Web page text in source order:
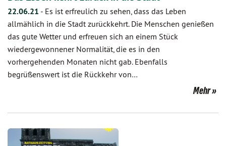
22.06.21 - Es ist erfreulich zu sehen, dass das Leben
allmählich in die Stadt zurückkehrt. Die Menschen genießen
das gute Wetter und erfreuen sich an einem Stück
wiedergewonnener Normalität, die es in den
vorhergehenden Monaten nicht gab. Ebenfalls
begrüßenswert ist die Rückkehr von…
Mehr